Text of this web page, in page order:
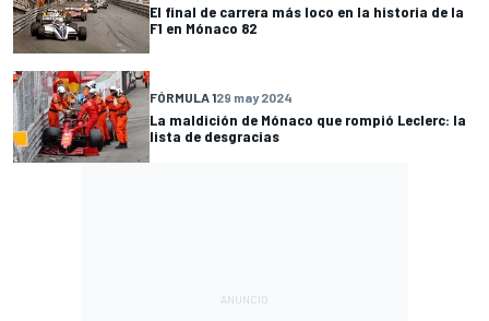
El final de carrera más loco en la historia de la
F1 en Mónaco 82
FÓRMULA 129 may 2024
La maldición de Mónaco que rompió Leclerc: la
lista de desgracias